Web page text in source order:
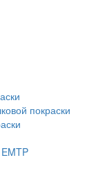
покраски